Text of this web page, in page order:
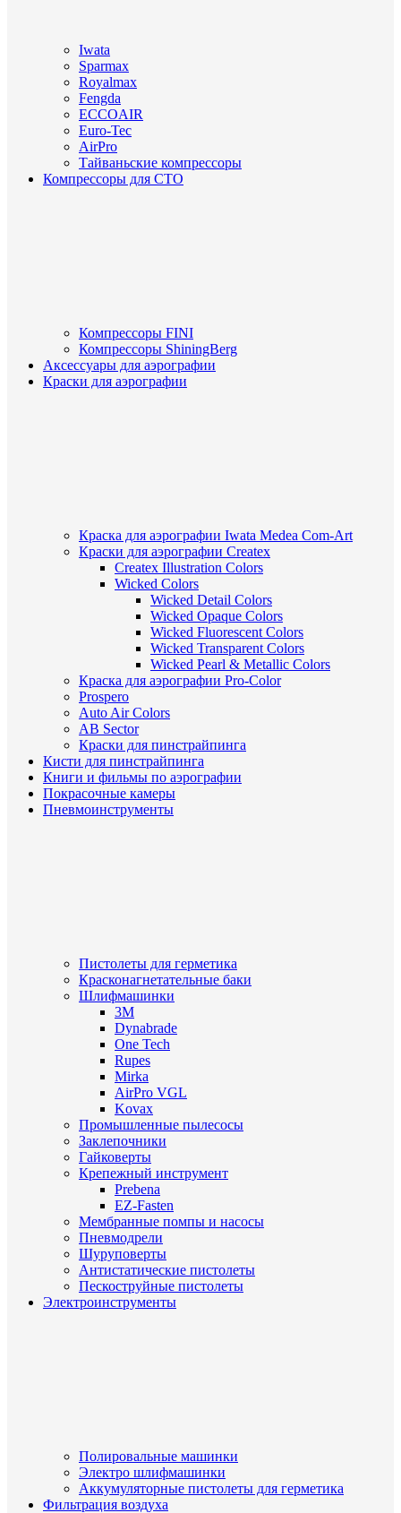
Iwata
Sparmax
Royalmax
Fengda
ECCOAIR
Euro-Tec
AirPro
Тайваньские компрессоры
Компрессоры для СТО
Компрессоры FINI
Компрессоры ShiningBerg
Аксессуары для аэрографии
Краски для аэрографии
Краска для аэрографии Iwata Medea Com-Art
Краски для аэрографии Createx
Createx Illustration Colors
Wicked Colors
Wicked Detail Colors
Wicked Opaque Colors
Wicked Fluorescent Colors
Wicked Transparent Colors
Wicked Pearl & Metallic Colors
Краска для аэрографии Pro-Color
Prospero
Auto Air Colors
AB Sector
Краски для пинстрайпинга
Кисти для пинстрайпинга
Книги и фильмы по аэрографии
Покрасочные камеры
Пневмоинструменты
Пистолеты для герметика
Красконагнетательные баки
Шлифмашинки
3M
Dynabrade
One Tech
Rupes
Mirka
AirPro VGL
Kovax
Промышленные пылесосы
Заклепочники
Гайковерты
Крепежный инструмент
Prebena
EZ-Fasten
Мембранные помпы и насосы
Пневмодрели
Шуруповерты
Антистатические пистолеты
Пескоструйные пистолеты
Электроинструменты
Полировальные машинки
Электро шлифмашинки
Аккумуляторные пистолеты для герметика
Фильтрация воздуха